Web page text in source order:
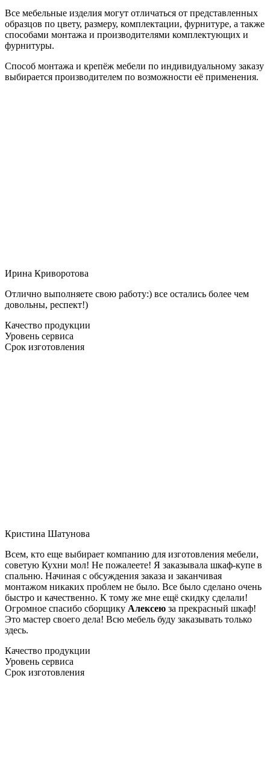
Все мебельные изделия могут отличаться от представленных
образцов по цвету, размеру, комплектации, фурнитуре, а также
способами монтажа и производителями комплектующих и
фурнитуры.
Способ монтажа и крепёж мебели по индивидуальному заказу
выбирается производителем по возможности её применения.
Ирина Криворотова
Отлично выполняете свою работу:) все остались более чем
довольны, респект!)
Качество продукции
Уровень сервиса
Срок изготовления
Кристина Шатунова
Всем, кто еще выбирает компанию для изготовления мебели,
советую Кухни мол! Не пожалеете! Я заказывала шкаф-купе в
спальню. Начиная с обсуждения заказа и заканчивая
монтажом никаких проблем не было. Все было сделано очень
быстро и качественно. К тому же мне ещё скидку сделали!
Огромное спасибо сборщику Алексею за прекрасный шкаф!
Это мастер своего дела! Всю мебель буду заказывать только
здесь.
Качество продукции
Уровень сервиса
Срок изготовления